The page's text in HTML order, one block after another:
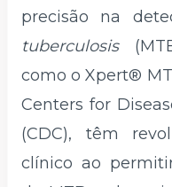
precisão na
tuberculosis
como o Xpert®
Centers for
(CDC), têm
clínico ao